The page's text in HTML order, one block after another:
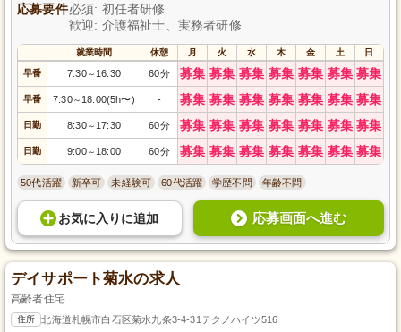
応募要件必須: 初任者研修
歓迎: 介護福祉士、実務者研修
就業時間 休憩 月 火 水 木 金 土 日
早番 7:30～ 16:30 60分 募集 募集 募集 募集 募集 募集 募集
早番 7:30～ 18:00(5h〜) - 募集 募集 募集 募集 募集 募集 募集
日勤 8:30～ 17:30 60分 募集 募集 募集 募集 募集 募集 募集
日勤 9:00～ 18:00 60分 募集 募集 募集 募集 募集 募集 募集
50代活躍 新卒可 未経験可 60代活躍 学歴不問 年齢不問
お気に入り に追加 応募画面へ進む
デイサポート菊水の求人
高齢者住宅
住所 北海道札幌市白石区菊水九条3-4-31テクノハイツ516